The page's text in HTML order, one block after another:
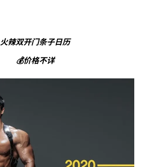
火辣双开门条子日历
💰价格不详